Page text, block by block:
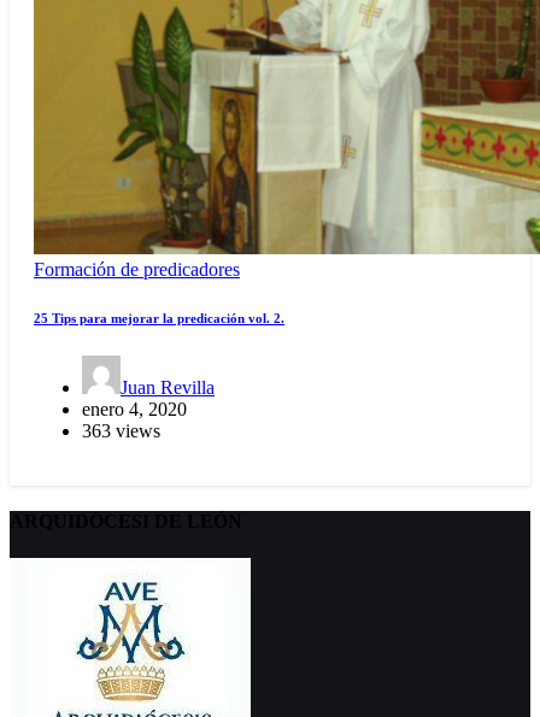
Formación de predicadores
25 Tips para mejorar la predicación vol. 2.
Juan Revilla
enero 4, 2020
363 views
ARQUIDÖCESI DE LEÓN